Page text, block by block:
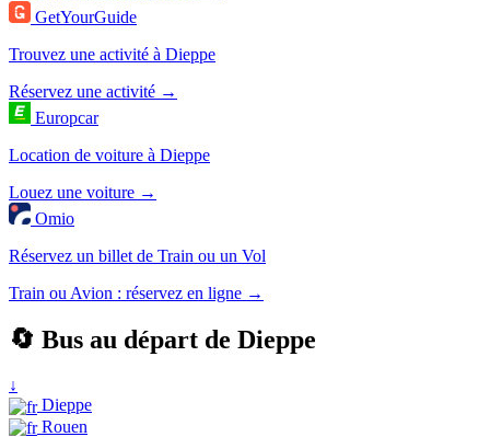
GetYourGuide
Trouvez une activité à Dieppe
Réservez une activité →
Europcar
Location de voiture à Dieppe
Louez une voiture →
Omio
Réservez un billet de Train ou un Vol
Train ou Avion : réservez en ligne →
🔄 Bus au départ de Dieppe
↓
Dieppe
Rouen